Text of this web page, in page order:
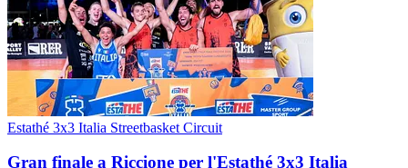
Estathé 3x3 Italia Streetbasket Circuit
Gran finale a Riccione per l'Estathé 3x3 Italia